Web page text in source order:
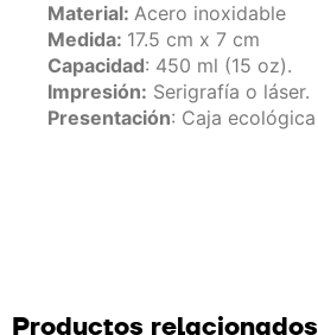
Material: Acero inoxidable
Medida: 17.5 cm x 7 cm
Capacidad: 450 ml (15 oz).
Impresión: Serigrafía o láser.
Presentación: Caja ecológica
Productos relacionados